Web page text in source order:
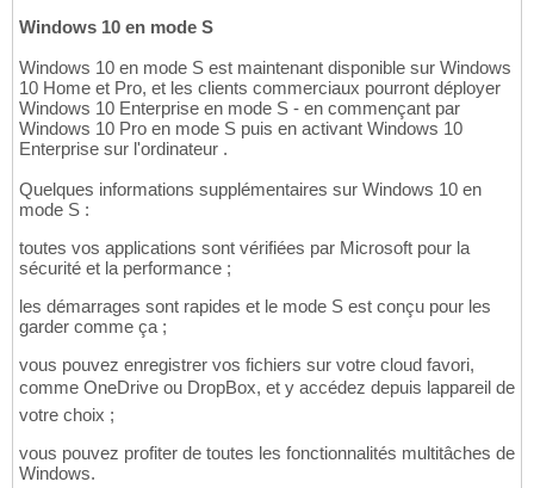
Windows 10 en mode S
Windows 10 en mode S est maintenant disponible sur Windows
10 Home et Pro, et les clients commerciaux pourront déployer
Windows 10 Enterprise en mode S - en commençant par
Windows 10 Pro en mode S puis en activant Windows 10
Enterprise sur l'ordinateur .
Quelques informations supplémentaires sur Windows 10 en
mode S :
toutes vos applications sont vérifiées par Microsoft pour la
sécurité et la performance ;
les démarrages sont rapides et le mode S est conçu pour les
garder comme ça ;
vous pouvez enregistrer vos fichiers sur votre cloud favori,
comme OneDrive ou DropBox, et y accédez depuis lappareil de
votre choix ;
vous pouvez profiter de toutes les fonctionnalités multitâches de
Windows.